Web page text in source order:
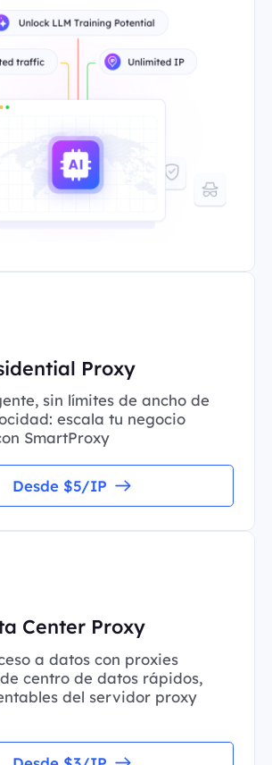
Proxy
sin límites de ancho de
escala tu negocio
SmartProxy
Desde $5/IP
Center Proxy
a datos con proxies
centro de datos rápidos,
del servidor proxy